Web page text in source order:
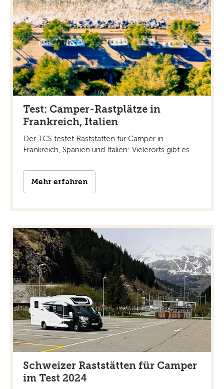
Test: Camper-Rastplätze in
Frankreich, Italien
Der TCS testet Raststätten für Camper in
Frankreich, Spanien und Italien: Vielerorts gibt es ...
Mehr erfahren
Schweizer Raststätten für Camper
im Test 2024